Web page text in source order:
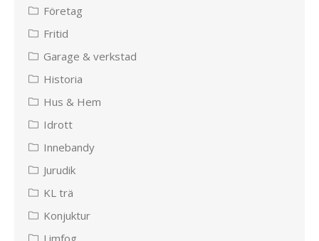
Företag
Fritid
Garage & verkstad
Historia
Hus & Hem
Idrott
Innebandy
Jurudik
KL trä
Konjuktur
Limfog